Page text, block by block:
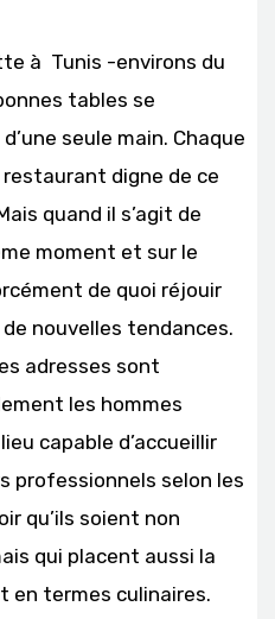
à Tunis -environs du
tables se
seule main. Chaque
digne de ce
quand il s’agit de
moment et sur le
de quoi réjouir
nouvelles tendances.
adresses sont
les hommes
capable d’accueillir
professionnels selon les
qu’ils soient non
qui placent aussi la
en termes culinaires.